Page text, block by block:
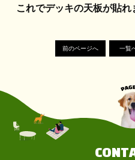
これでデッキの天板が貼れ
前のページへ 一覧